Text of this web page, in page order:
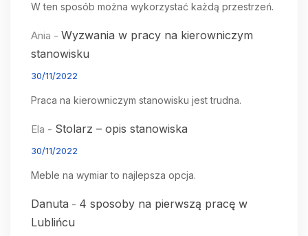
W ten sposób można wykorzystać każdą przestrzeń.
Ania - Wyzwania w pracy na kierowniczym
stanowisku
30/11/2022
Praca na kierowniczym stanowisku jest trudna.
Ela - Stolarz – opis stanowiska
30/11/2022
Meble na wymiar to najlepsza opcja.
Danuta - 4 sposoby na pierwszą pracę w
Lublińcu